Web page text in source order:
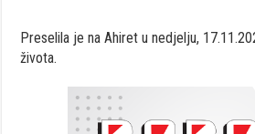
Preselila je na Ahiret u nedjelju,
života.